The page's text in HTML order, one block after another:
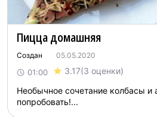
Пицца домашняя
Создан 05.05.2020
01:00 3.17(3 оценки)
Необычное сочетание колбасы и
попробовать!...